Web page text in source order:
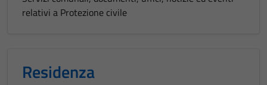
relativi a Protezione civile
Residenza